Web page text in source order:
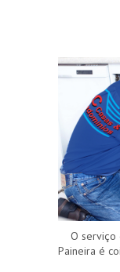
O serviço
Paineira é